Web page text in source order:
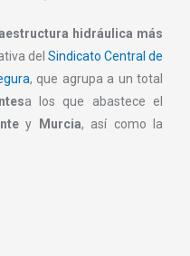
hidráulica más
del Sindicato Central de
, que agrupa a un total
a los que abastece el
y Murcia, así como la